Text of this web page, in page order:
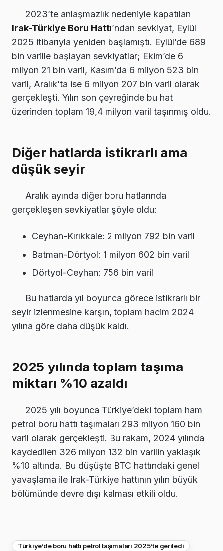
2023’te anlaşmazlık nedeniyle kapatılan
Irak-Türkiye Boru Hattı’ndan sevkiyat, Eylül
2025 itibarıyla yeniden başlamıştı. Eylül’de 689
bin varille başlayan sevkiyatlar; Ekim’de 6
milyon 21 bin varil, Kasım’da 6 milyon 523 bin
varil, Aralık’ta ise 6 milyon 207 bin varil olarak
gerçekleşti. Yılın son çeyreğinde bu hat
üzerinden toplam 19,4 milyon varil taşınmış oldu.
Diğer hatlarda istikrarlı ama
düşük seyir
Aralık ayında diğer boru hatlarında
gerçekleşen sevkiyatlar şöyle oldu:
Ceyhan-Kırıkkale: 2 milyon 792 bin varil
Batman-Dörtyol: 1 milyon 602 bin varil
Dörtyol-Ceyhan: 756 bin varil
Bu hatlarda yıl boyunca görece istikrarlı bir
seyir izlenmesine karşın, toplam hacim 2024
yılına göre daha düşük kaldı.
2025 yılında toplam taşıma
miktarı %10 azaldı
2025 yılı boyunca Türkiye’deki toplam ham
petrol boru hattı taşımaları 293 milyon 160 bin
varil olarak gerçekleşti. Bu rakam, 2024 yılında
kaydedilen 326 milyon 132 bin varilin yaklaşık
%10 altında. Bu düşüşte BTC hattındaki genel
yavaşlama ile Irak-Türkiye hattının yılın büyük
bölümünde devre dışı kalması etkili oldu.
Türkiye’de boru hattı petrol taşımaları 2025’te geriledi